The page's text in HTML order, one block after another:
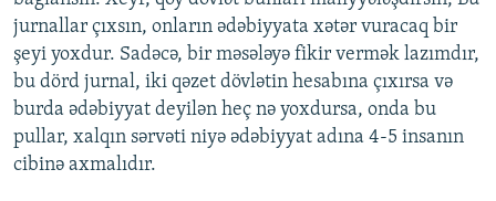
jurnallar çıxsın, onların ədəbiyyata xətər vuracaq bir
şeyi yoxdur. Sadəcə, bir məsələyə fikir vermək lazımdır,
bu dörd jurnal, iki qəzet dövlətin hesabına çıxırsa və
burda ədəbiyyat deyilən heç nə yoxdursa, onda bu
pullar, xalqın sərvəti niyə ədəbiyyat adına 4-5 insanın
cibinə axmalıdır.